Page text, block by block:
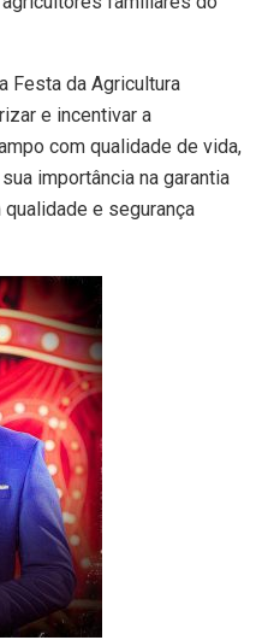
Festa da Agricultura
e incentivar a
com qualidade de vida,
importância na garantia
e segurança